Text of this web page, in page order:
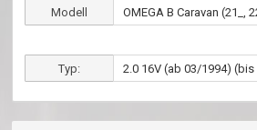
Modell
Typ: